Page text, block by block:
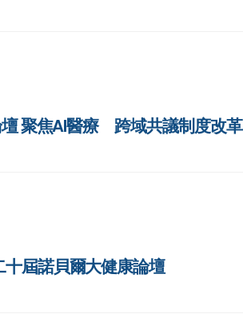
聚焦AI醫療 跨域共議制度改革
屆諾貝爾大健康論壇